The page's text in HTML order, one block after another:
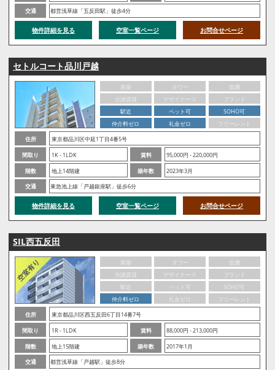
交通
都営浅草線「五反田駅」徒歩4分
物件詳細を見る 空室一覧ページ お問合せページ
セトルコート品川戸越
新築 タワー
低層
分譲賃貸
デザイナーズ
ブランド
駅近
ペット可
SOHO可
仲介料ゼロ
礼金ゼロ
フリーレント
住所
東京都品川区中延1丁目4番5号
間取り
1K - 1LDK 賃料
95,000円 - 220,000円
階数
地上14階建 築年数
2023年3月
交通
東急池上線「戸越銀座駅」徒歩6分
物件詳細を見る 空室一覧ページ お問合せページ
SIL西五反田
新築 タワー
低層
分譲賃貸
デザイナーズ
ブランド
駅近
ペット可
SOHO可
仲介料ゼロ
礼金ゼロ
フリーレント
住所
東京都品川区西五反田6丁目14番7号
間取り
1R - 1LDK 賃料
88,000円 - 213,000円
階数
地上15階建 築年数
2017年1月
交通
都営浅草線「戸越駅」徒歩8分